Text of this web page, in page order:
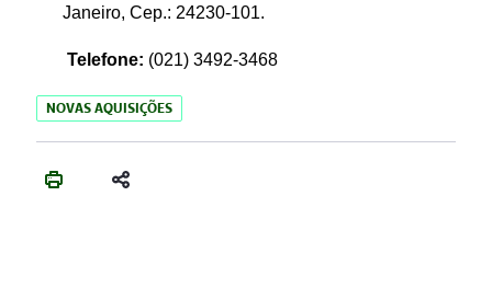
Janeiro, Cep.: 24230-101.
Telefone: (021) 3492-3468
NOVAS AQUISIÇÕES